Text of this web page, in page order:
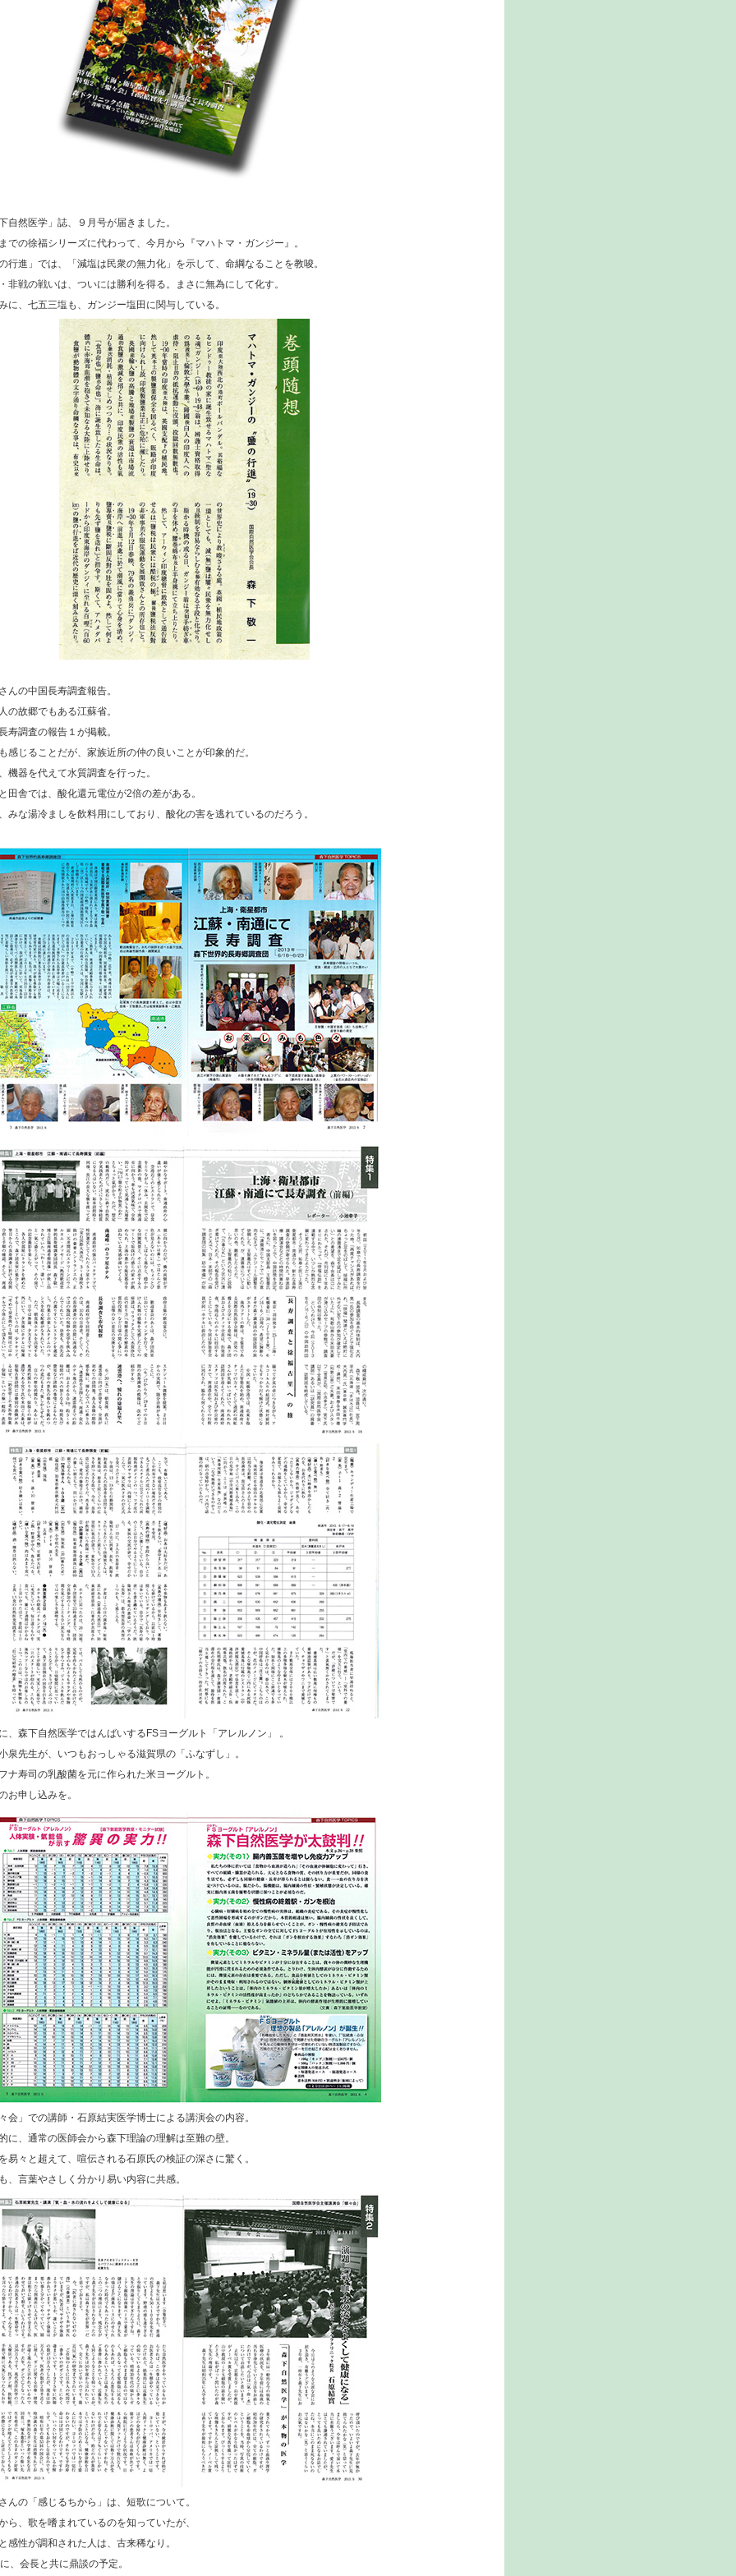
下自然医学」誌、９月号が届きました。
での徐福シリーズに代わって、今月から『マハトマ・ガンジー』。
の行進」では、「減塩は民衆の無力化」を示して、命綱なることを教唆。
非戦の戦いは、ついには勝利を得る。まさに無為にして化す。
に、七五三塩も、ガンジー塩田に関与している。
んの中国長寿調査報告。
の故郷でもある江蘇省。
寿調査の報告１が掲載。
感じることだが、家族近所の仲の良いことが印象的だ。
機器を代えて水質調査を行った。
田舎では、酸化還元電位が2倍の差がある。
みな湯冷ましを飲料用にしており、酸化の害を逃れているのだろう。
、森下自然医学ではんばいするFSヨーグルト「アレルノン」 。
泉先生が、いつもおっしゃる滋賀県の「ふなずし」。
ナ寿司の乳酸菌を元に作られた米ヨーグルト。
お申し込みを。
々会」での講師・石原結実医学博士による講演会の内容。
に、通常の医師会から森下理論の理解は至難の壁。
易々と超えて、喧伝される石原氏の検証の深さに驚く。
、言葉やさしく分かり易い内容に共感。
んの「感じるちから」は、短歌について。
ら、歌を嗜まれているのを知っていたが、
感性が調和された人は、古来稀なり。
、会長と共に鼎談の予定。